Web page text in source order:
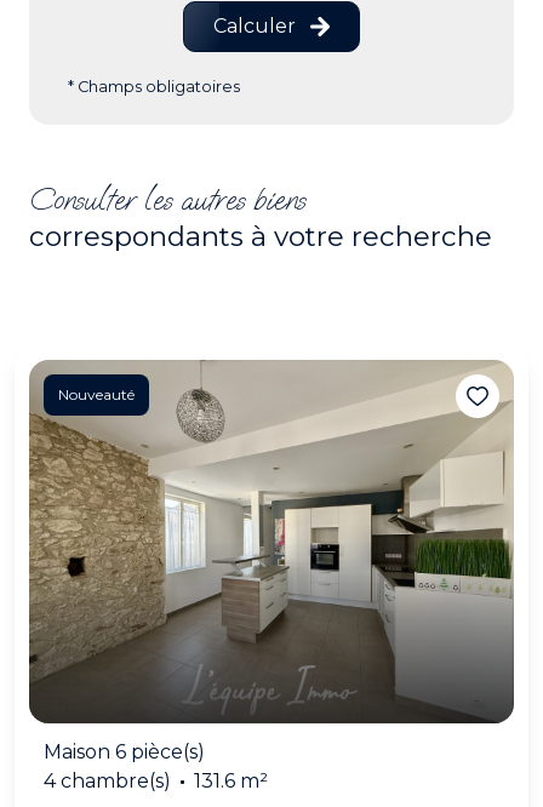
Calculer
* Champs obligatoires
Consulter les autres biens
correspondants à votre recherche
Nouveauté
Maison 6 pièce(s)
4 chambre(s)
131.6 m²